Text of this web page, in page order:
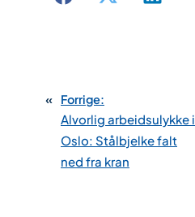
« Forrige:
Alvorlig arbeidsulykke i
Oslo: Stålbjelke falt
ned fra kran